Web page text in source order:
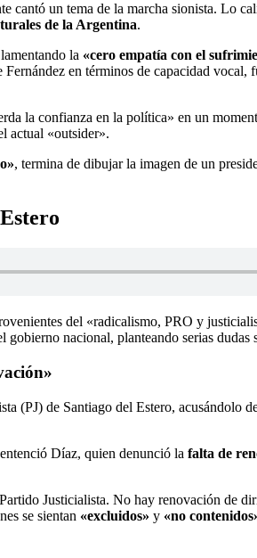
cantó un tema de la marcha sionista. Lo
de la Argentina.
la «cero empatía con el
en términos de capacidad
la confianza en la política» en un
actual «outsider».
, termina de dibujar la imagen de un
del «radicalismo, PRO y
nacional, planteando serias
(PJ) de Santiago del Estero, acusándolo
Díaz, quien denunció la falta de
Justicialista. No hay renovación de
se sientan «excluidos» y «no